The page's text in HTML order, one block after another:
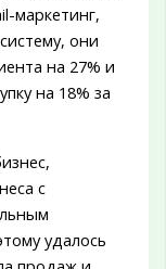
маркетинг,
они
на 27% и
на 18% за
с
удалось